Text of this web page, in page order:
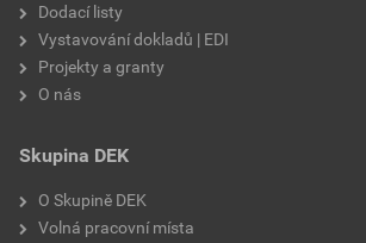
Dodací listy
Vystavování dokladů | EDI
Projekty a granty
O nás
Skupina DEK
O Skupině DEK
Volná pracovní místa